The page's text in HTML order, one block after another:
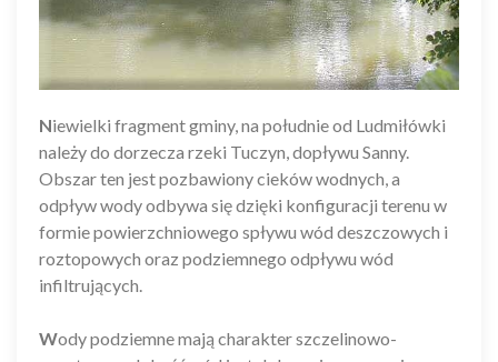
Niewielki fragment gminy, na południe od Ludmiłówki
należy do dorzecza rzeki Tuczyn, dopływu Sanny.
Obszar ten jest pozbawiony cieków wodnych, a
odpływ wody odbywa się dzięki konfiguracji terenu w
formie powierzchniowego spływu wód deszczowych i
roztopowych oraz podziemnego odpływu wód
infiltrujących.
Wody podziemne mają charakter szczelinowo-